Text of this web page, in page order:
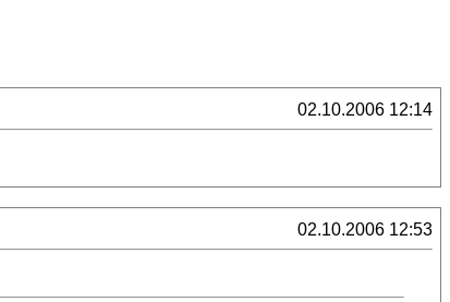
02.10.2006 12:14
02.10.2006 12:53